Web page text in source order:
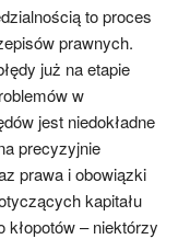
to proces
prawnych.
już na etapie
w
jest niedokładne
precyzyjnie
prawa i obowiązki
kapitału
kłopotów – niektórzy